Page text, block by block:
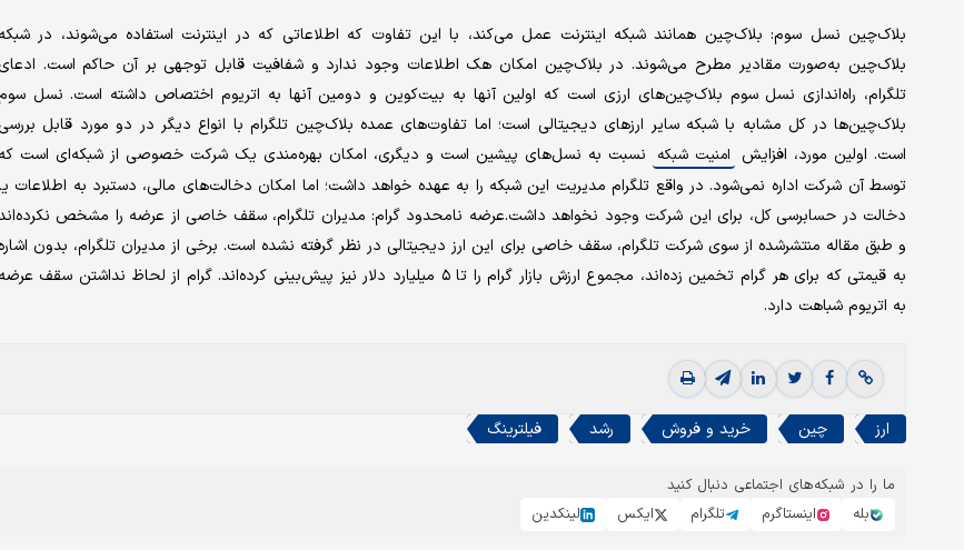
بلاک‌چین نسل سوم: بلاک‌چین همانند شبکه اینترنت عمل می‌کند، با این تفاوت که اطلاعاتی که در اینترنت استفاده می‌شوند، در شبکه
بلاک‌چین به‌صورت مقادیر مطرح می‌شوند. در بلاک‌چین امکان هک اطلاعات وجود ندارد و شفافیت قابل توجهی بر آن حاکم است.
تلگرام، راه‌اندازی نسل سوم بلاک‌چین‌های ارزی است که اولین آنها به بیت‌کوین و دومین آنها به اتریوم اختصاص داشته است. نسل
بلاک‌چین‌ها در کل مشابه با شبکه سایر ارزهای دیجیتالی است؛ اما تفاوت‌های عمده بلاک‌چین تلگرام با انواع دیگر در دو مورد قابل بررسی
است. اولین مورد، افزایش امنیت شبکه نسبت به نسل‌های پیشین است و دیگری، امکان بهره‌مندی یک شرکت خصوصی از شبکه‌ای است که
توسط آن شرکت اداره نمی‌شود. در واقع تلگرام مدیریت این شبکه را به عهده خواهد داشت؛ اما امکان دخالت‌های مالی، دستبرد به اطلاعات
دخالت در حسابرسی کل، برای این شرکت وجود نخواهد داشت.عرضه نامحدود گرام: مدیران تلگرام، سقف خاصی از عرضه را مشخص
و طبق مقاله منتشرشده از سوی شرکت تلگرام، سقف خاصی برای این ارز دیجیتالی در نظر گرفته نشده است. برخی از مدیران تلگرام، بدون اشاره
به قیمتی که برای هر گرام تخمین زده‌اند، مجموع ارزش بازار گرام را تا ۵ میلیارد دلار نیز پیش‌بینی کرده‌اند. گرام از لحاظ نداشتن سقف عرضه
به اتریوم شباهت دارد.
ارز چین خرید و فروش رشد فیلترینگ
ما را در شبکه‌های اجتماعی دنبال کنید
بله
اینستاگرم تلگرام ایکس لینکدین